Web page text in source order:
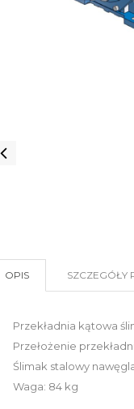
OPIS SZCZEGÓŁY
Przekładnia kątowa
Przełożenie
Ślimak stalowy
Waga: 84 kg